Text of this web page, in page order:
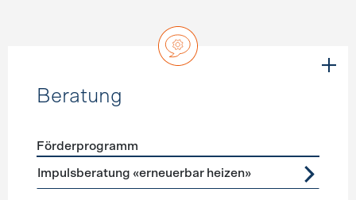
Beratung
Förderprogramme Beratung
Förderprogramm
Impulsberatung «erneuerbar heizen»